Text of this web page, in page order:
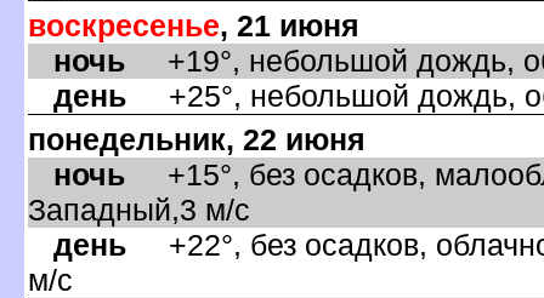
оскресенье, 21 июня
ночь +19°, небольшой дождь,
день +25°, небольшой дождь,
понедельник, 22 июня
ночь +15°, без осадков,
Западный,3 м/с
день +22°, без осадков,
м/с